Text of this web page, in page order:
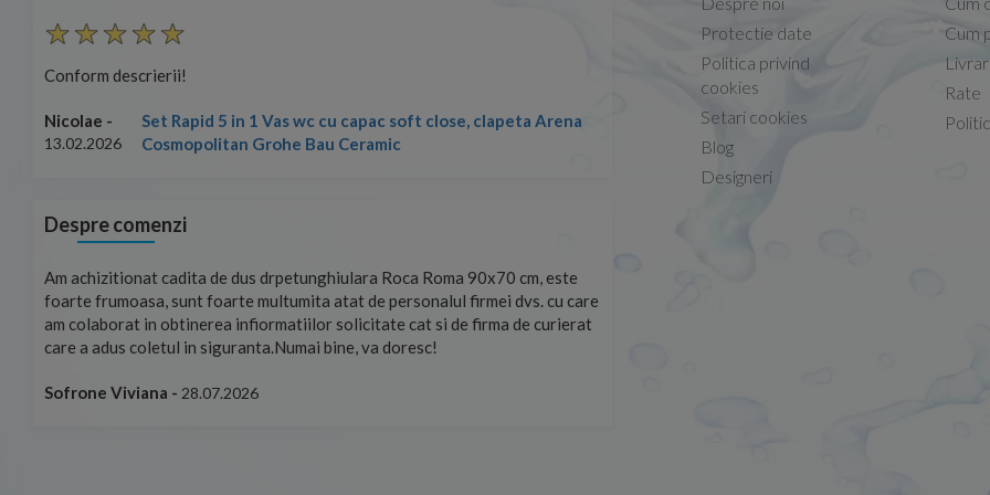
Conform descrierii!
Nicolae -
13.02.2026
Set Rapid 5 in 1 Vas wc cu capac soft close, clapeta Arena
Cosmopolitan Grohe Bau Ceramic
Conform descrierii!
13.02.2026
Despre comenzi
Am achizitionat cadita de dus drpetunghiulara Roca Roma 90x70 cm, este
foarte frumoasa, sunt foarte multumita atat de personalul firmei dvs. cu care
am colaborat in obtinerea infiormatiilor solicitate cat si de firma de curierat
care a adus coletul in siguranta.Numai bine, va doresc!
Sofrone Viviana - 28.07.2026
Protectie date
Politica privind
cookies
Setari cookies
Blog
Designeri
Cum
Rate